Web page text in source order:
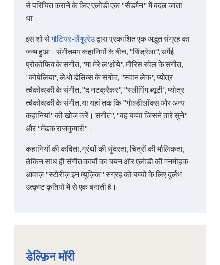
से परिचित कराने के लिए एलोडी एक "सैंडमैन" में बदल जाता
था।
इस शो सेगौटियर-लैंगुएरेउद्वारा प्रकाशित एक अद्भुत संग्रह का
जन्म हुआ। संगीतमय कहानियों के बीच, "सिंड्रेला", सर्गेई
प्रोकोफिव के संगीत, "मा मेरे ल'ओये", मौरिस रवेल के संगीत,
"कोपेलिया", लेओ डेलिब्स के संगीत, "स्वान लेक", प्योत्र
त्चैकोव्स्की के संगीत, "द नटक्रैकर", "स्लीपिंग ब्यूटी", प्योत्र
त्चैकोव्स्की के संगीत, या यहां तक कि "गोल्डीलॉक्स और अन्य
कहानियां" की खोज करें। संगीत", "वह बच्चा जिसने तारे सुने"
और "मेंढक राजकुमारी"।
कहानियों की कविता, ग्रंथों की सुंदरता, चित्रों की मौलिकता,
लेकिन साथ ही संगीत कार्यों का चयन और एलोडी की मनमोहक
आवाज़ "स्टोरीज़ इन म्यूज़िक" संग्रह को बच्चों के लिए दुर्लभ
उत्कृष्ट कृतियों में से एक बनाती है।
डेल्फ़िन मॉरी